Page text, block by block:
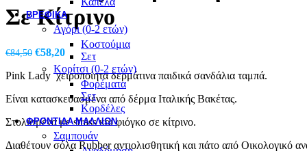
ΒΡΕΦΙΚΆ
Αγόρι (0-2 ετών)
Κοστούμια
Σετ
Κορίτσι (0-2 ετών)
Φορέματα
Σετ
Κορδέλες
ΦΡΟΝΤΙΔΑ ΜΑΛΛΙΩΝ
Σαμπουάν
Σε Κίτρινο
€84,50 Original
price
was:
€58,20Η
τρέχουσα
τιμή
είναι:
€58,20.
Pink Lady χειροποίητα δερμάτινα παιδικά σανδάλια ταμπά.
Είναι κατασκευασμένα από δέρμα Ιταλικής Βακέτας.
Στολισμένα με strass και φιόγκο σε κίτρινο.
Διαθέτουν σόλα Rubber αντιολισθητική και πάτο από Οικολογικό